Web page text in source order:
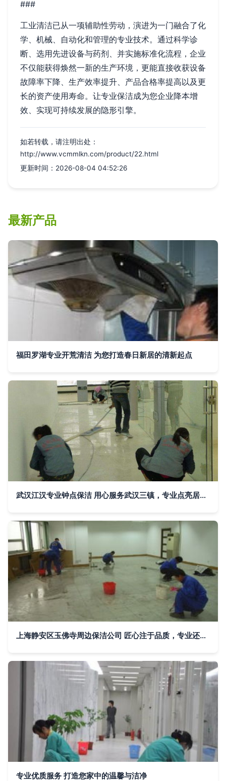
###
工业清洁已从一项辅助性劳动，演进为一门融合了化
学、机械、自动化和管理的专业技术。通过科学诊
断、选用先进设备与药剂、并实施标准化流程，企业
不仅能获得焕然一新的生产环境，更能直接收获设备
故障率下降、生产效率提升、产品合格率提高以及更
长的资产使用寿命。让专业保洁成为您企业降本增
效、实现可持续发展的隐形引擎。
如若转载，请注明出处：
http://www.vcmmlkn.com/product/22.html
更新时间：2026-08-04 04:52:26
最新产品
福田罗湖专业开荒清洁 为您打造春日新居的清新起点
武汉江汉专业钟点保洁 用心服务武汉三镇，专业点亮居家环境
上海静安区玉佛寺周边保洁公司 匠心注于品质，专业还您放心
专业优质服务 打造您家中的温馨与洁净